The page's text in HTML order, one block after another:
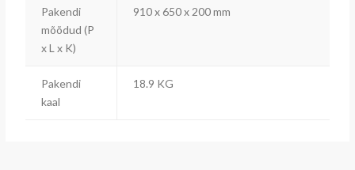
Pakendi
mõõdud (P
x L x K)
910 x 650 x 200 mm
Pakendi
kaal
18.9 KG